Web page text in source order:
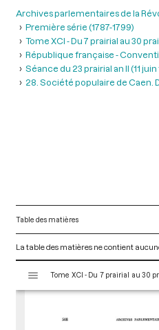
Archives parlementaires de la
Première série (1787-1799)
Tome XCI - Du 7 prairial au 30
République française -
Séance du 23 prairial an II (11 juin
28. Société populaire de Caen.
Table des matières
La table des matières ne contient
s